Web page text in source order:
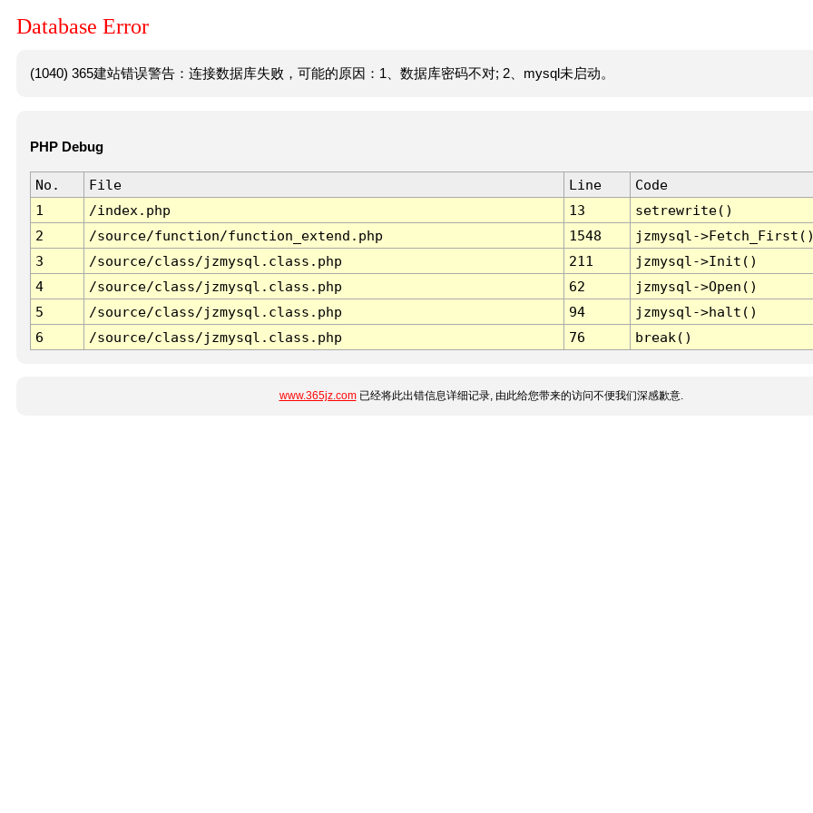
Database Error
(1040) 365建站错误警告：连接数据库失败，可能的原因：1、数据库密码不对; 2、mysql未启动。
PHP Debug
No. File Line
Code
1
/index.php 13
setrewrite()
2
/source/function/function_extend.php 1548
jzmysql-
3
/source/class/jzmysql.class.php 211
jzmysql->Init()
4
/source/class/jzmysql.class.php 62
jzmysql->Open()
5
/source/class/jzmysql.class.php 94
jzmysql->halt()
6
/source/class/jzmysql.class.php 76 break()
www.365jz.com已经将此出错信息详细记录, 由此给您带来的访问不便我们深感歉意.